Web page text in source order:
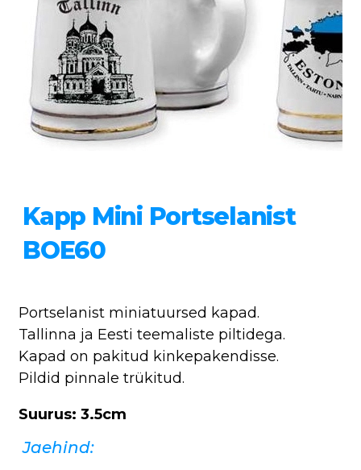
Kapp Mini Portselanist
BOE60
Portselanist miniatuursed kapad.
Tallinna ja Eesti teemaliste piltidega.
Kapad on pakitud kinkepakendisse.
Pildid pinnale trükitud.
Suurus: 3.5cm
Jaehind: